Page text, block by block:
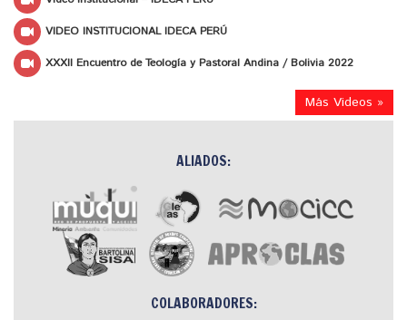
VIDEO INSTITUCIONAL IDECA PERÚ
XXXII Encuentro de Teología y Pastoral Andina / Bolivia 2022
Más Videos »
ALIADOS:
COLABORADORES: